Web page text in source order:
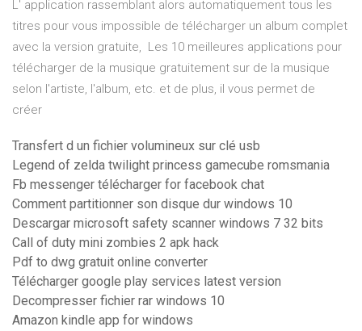
L' application rassemblant alors automatiquement tous les
titres pour vous impossible de télécharger un album complet
avec la version gratuite, Les 10 meilleures applications pour
télécharger de la musique gratuitement sur de la musique
selon l'artiste, l'album, etc. et de plus, il vous permet de
créer
Transfert d un fichier volumineux sur clé usb
Legend of zelda twilight princess gamecube romsmania
Fb messenger télécharger for facebook chat
Comment partitionner son disque dur windows 10
Descargar microsoft safety scanner windows 7 32 bits
Call of duty mini zombies 2 apk hack
Pdf to dwg gratuit online converter
Télécharger google play services latest version
Decompresser fichier rar windows 10
Amazon kindle app for windows